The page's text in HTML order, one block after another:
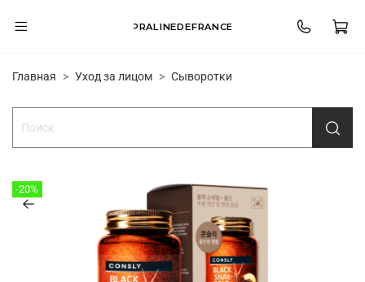
PRALINEDEFRANCE
Главная Уход за лицом Сыворотки
-20%